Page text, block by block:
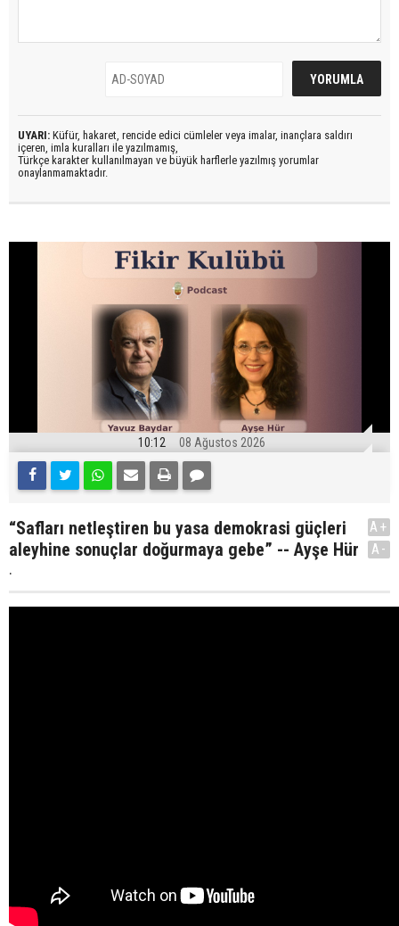
UYARI: Küfür, hakaret, rencide edici cümleler veya imalar, inançlara saldırı
içeren, imla kuralları ile yazılmamış,
Türkçe karakter kullanılmayan ve büyük harflerle yazılmış yorumlar
onaylanmamaktadır.
10:12 08 Ağustos 2026
“Safları netleştiren bu yasa demokrasi güçleri
aleyhine sonuçlar doğurmaya gebe” -- Ayşe Hür
.
A+
A-